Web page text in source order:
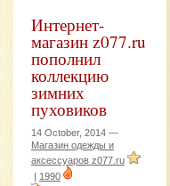
Интернет-
магазин z077.ru
пополнил
коллекцию
зимних
пуховиков
14 October, 2014 —
Магазин одежды и
аксессуаров z077.ru
| 1990